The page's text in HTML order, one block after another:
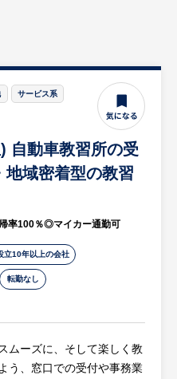
サービス系
自動車教習所の受
域密着型の教習
率100％◎マイカー通勤可
立10年以上の会社
転勤なし
ムーズに、そして楽しく教
う、窓口での受付や事務業